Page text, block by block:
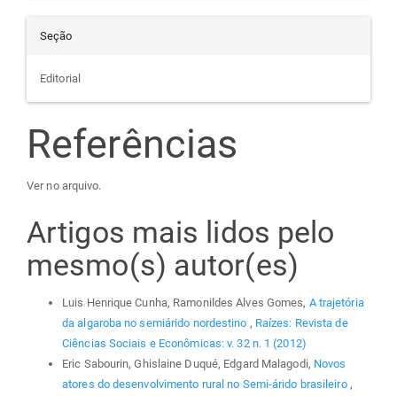
Seção
Editorial
Referências
Ver no arquivo.
Artigos mais lidos pelo
mesmo(s) autor(es)
Luis Henrique Cunha, Ramonildes Alves Gomes, A trajetória
da algaroba no semiárido nordestino , Raízes: Revista de
Ciências Sociais e Econômicas: v. 32 n. 1 (2012)
Eric Sabourin, Ghislaine Duqué, Edgard Malagodi, Novos
atores do desenvolvimento rural no Semi-árido brasileiro ,